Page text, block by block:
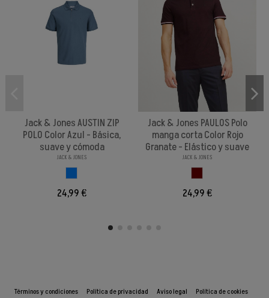
Jack & Jones AUSTIN ZIP
POLO Color Azul - Básica,
suave y cómoda
JACK & JONES
24,99 €
Jack & Jones PAULOS Polo
manga corta Color Rojo
Granate - Elástico y suave
JACK & JONES
24,99 €
Términos y condiciones Política de privacidad Aviso legal Política de cookies